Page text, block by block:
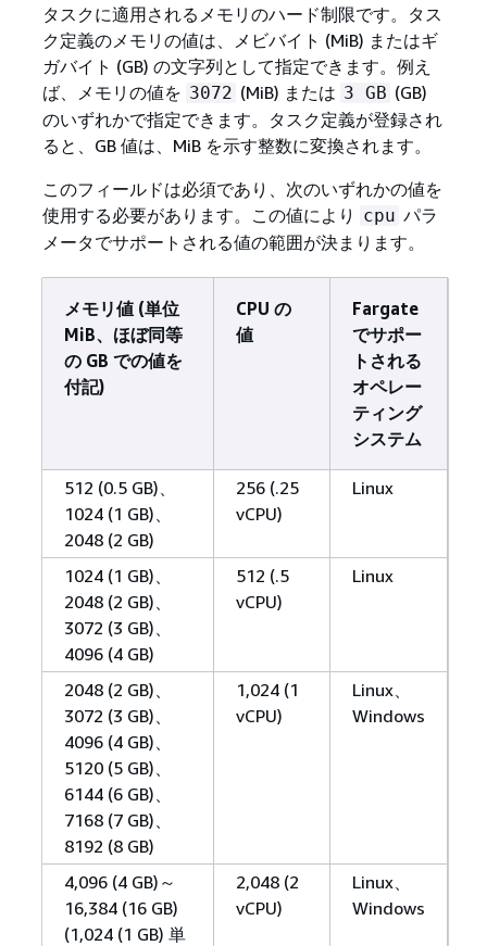
タスクに適用されるメモリのハード制限です。タス
ク定義のメモリの値は、メビバイト (MiB) またはギ
ガバイト (GB) の文字列として指定できます。例え
ば、メモリの値を 3072 (MiB) または 3 GB (GB)
のいずれかで指定できます。タスク定義が登録され
ると、GB 値は、MiB を示す整数に変換されます。
このフィールドは必須であり、次のいずれかの値を
使用する必要があります。この値により
cpu パラ
メータでサポートされる値の範囲が決まります。
メモリ値 (単位
MiB、ほぼ同等
の GB での値を
付記)
CPU の
値
Fargate
でサポー
トされる
オペレー
ティング
システム
512 (0.5 GB)、
1024 (1 GB)、
2048 (2 GB)
256 (.25
vCPU)
Linux
1024 (1 GB)、
2048 (2 GB)、
3072 (3 GB)、
4096 (4 GB)
512 (.5
vCPU)
Linux
2048 (2 GB)、
3072 (3 GB)、
4096 (4 GB)、
5120 (5 GB)、
6144 (6 GB)、
7168 (7 GB)、
8192 (8 GB)
1,024 (1
vCPU)
Linux、
Windows
4,096 (4 GB)～
16,384 (16 GB)
(1,024 (1 GB) 単
2,048 (2
vCPU)
Linux、
Windows